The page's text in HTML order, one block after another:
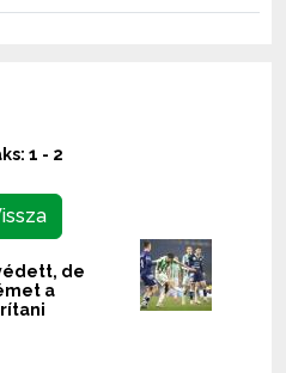
1 - 2
de
a